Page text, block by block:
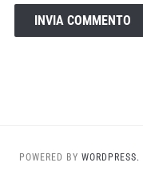
POWERED BY WORDPRESS.